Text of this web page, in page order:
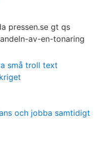
små troll text
och jobba samtidigt